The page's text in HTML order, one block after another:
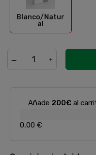
Blanco/Natur
al
Añade 200€al
0,00 €